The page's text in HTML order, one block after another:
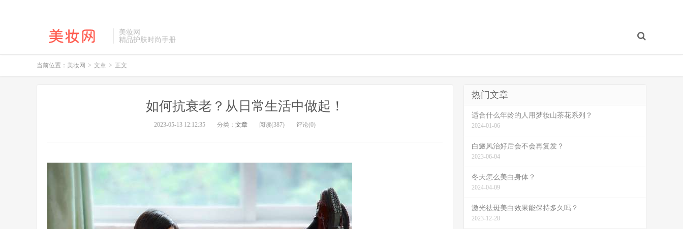
美妆网
精品护肤时尚手册
当前位置： 美妆网 > 文章 > 正文
如何抗衰老？从日常生活中做起！
2023-05-13 12:12:35 分类： 文章 阅读(387) 评论(0)
热门文章
适合什么年龄的人用梦妆山茶花系列？
2024-01-06
白癜风治好后会不会再复发？
2023-06-04
冬天怎么美白身体？
2024-04-09
激光祛斑美白效果能保持多久吗？
2023-12-28